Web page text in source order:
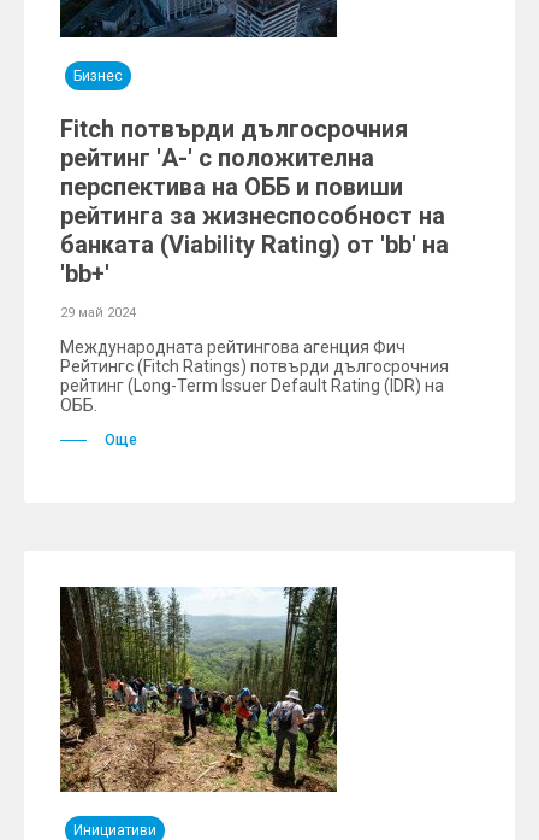
Бизнес
Fitch потвърди дългосрочния
рейтинг 'A-' с положителна
перспектива на ОББ и повиши
рейтинга за жизнеспособност на
банката (Viability Rating) от 'bb' на
'bb+'
29 май 2024
Международната рейтингова агенция Фич
Рейтингс (Fitch Ratings) потвърди дългосрочния
рейтинг (Long-Term Issuer Default Rating (IDR) на
ОББ.
Още
Инициативи